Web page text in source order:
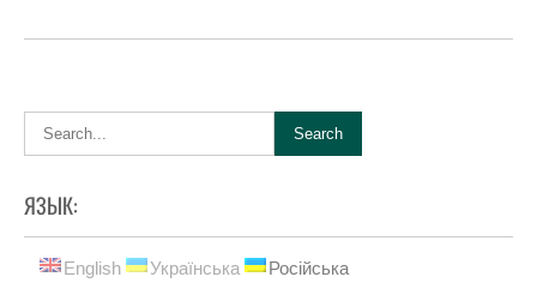
ЯЗЫК:
English Українська Російська